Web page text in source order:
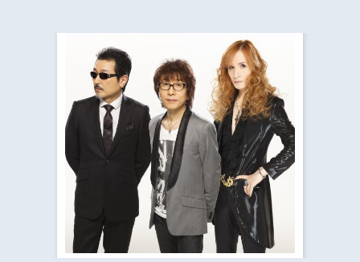
・ イベント一覧
・ イベントカレンダー
休館中の県民ホールについて
・ 施設概要
・ パイプオルガン
・ 神奈川県民ホールの取り組み
神奈川県立県民ホールSNS
​​​​​​​​​​​​​神奈川県立県民ホール
ギャラリーSNS